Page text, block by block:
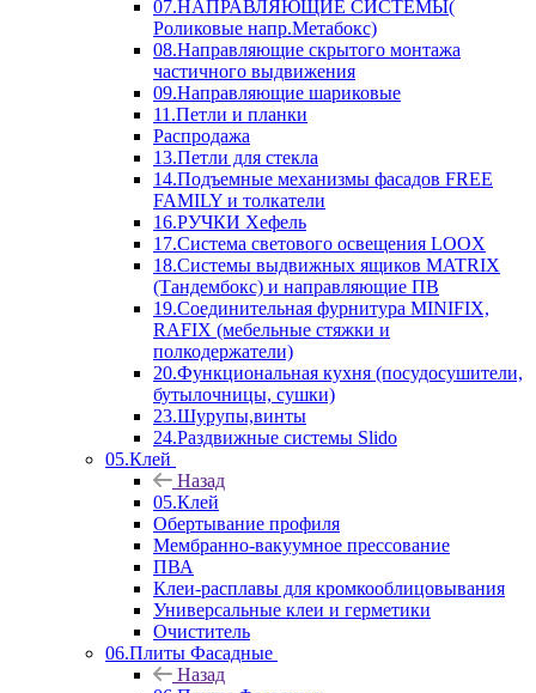
07.НАПРАВЛЯЮЩИЕ СИСТЕМЫ(
Роликовые напр.Метабокс)
08.Направляющие скрытого монтажа
частичного выдвижения
09.Направляющие шариковые
11.Петли и планки
Распродажа
13.Петли для стекла
14.Подъемные механизмы фасадов FREE
FAMILY и толкатели
16.РУЧКИ Хефель
17.Система светового освещения LOOX
18.Системы выдвижных ящиков MATRIX
(Тандембокс) и направляющие ПВ
19.Соединительная фурнитура MINIFIX,
RAFIX (мебельные стяжки и
полкодержатели)
20.Функциональная кухня (посудосушители,
бутылочницы, сушки)
23.Шурупы,винты
24.Раздвижные системы Slido
05.Клей
Назад
05.Клей
Обертывание профиля
Мембранно-вакуумное прессование
ПВА
Клеи-расплавы для кромкооблицовывания
Универсальные клеи и герметики
Очиститель
06.Плиты Фасадные
Назад